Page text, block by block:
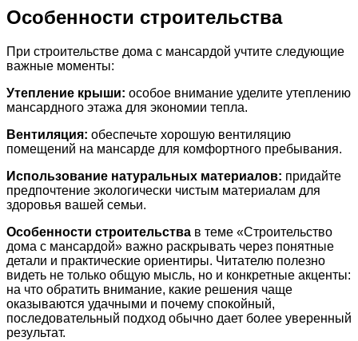
Особенности строительства
При строительстве дома с мансардой учтите следующие
важные моменты:
Утепление крыши: особое внимание уделите утеплению
мансардного этажа для экономии тепла.
Вентиляция: обеспечьте хорошую вентиляцию
помещений на мансарде для комфортного пребывания.
Использование натуральных материалов: придайте
предпочтение экологически чистым материалам для
здоровья вашей семьи.
Особенности строительства в теме «Строительство
дома с мансардой» важно раскрывать через понятные
детали и практические ориентиры. Читателю полезно
видеть не только общую мысль, но и конкретные акценты:
на что обратить внимание, какие решения чаще
оказываются удачными и почему спокойный,
последовательный подход обычно дает более уверенный
результат.